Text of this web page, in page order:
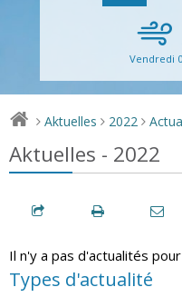
Vendredi
> Aktuelles > 2022 >
Aktuelles - 2022
Il n'y a pas d'actualités
Types d'actualité